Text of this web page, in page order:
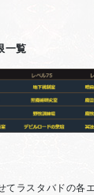
一覧
てラスタバドの各